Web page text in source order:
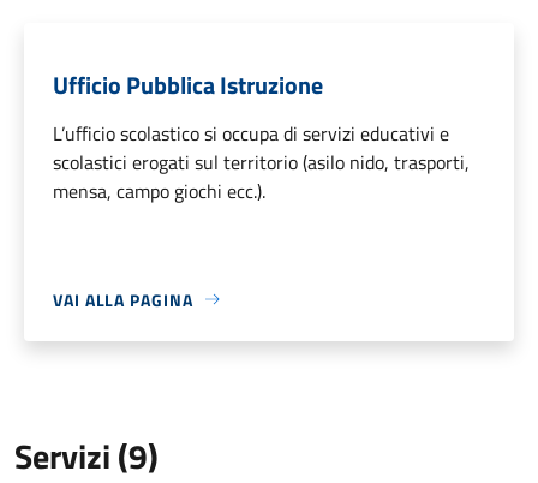
Ufficio Pubblica Istruzione
L’ufficio scolastico si occupa di servizi educativi e
scolastici erogati sul territorio (asilo nido, trasporti,
mensa, campo giochi ecc.).
VAI ALLA PAGINA
Servizi (9)